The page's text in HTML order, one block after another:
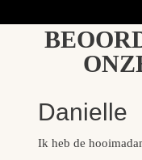
Danielle
Ik heb de